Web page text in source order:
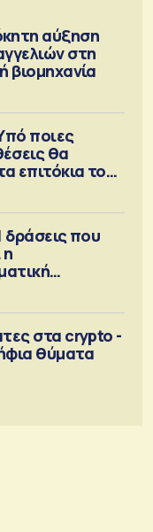
αύξηση
στη
βιομηχανία
ποιες
θα
επιτόκια τον
δράσεις που
η
στα crypto -
θύματα